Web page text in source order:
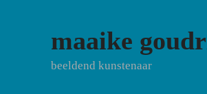
maaike
beeldend kunstenaar